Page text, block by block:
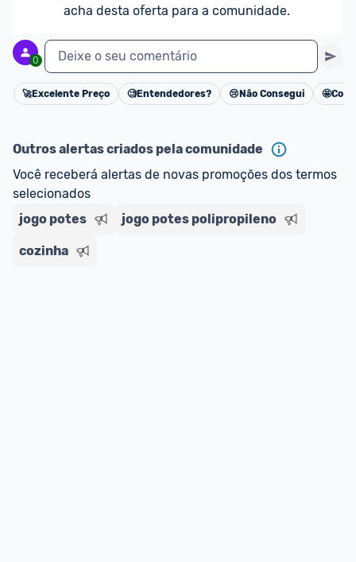
cartão de crédito no MagaluPay;
acha desta oferta para a comunidade.
0 Deixe o seu comentário
Cancelar
🚀Excelente Preço 🧐Entendedores? 😢 Não Consegui 🤩
Outros alertas criados pela comunidade
Você receberá alertas de novas promoções dos termos
selecionados
jogo potes
jogo potes polipropileno
cozinha